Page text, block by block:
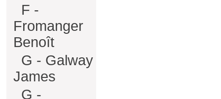
F -
Fromanger
Benoît
G - Galway
James
G -